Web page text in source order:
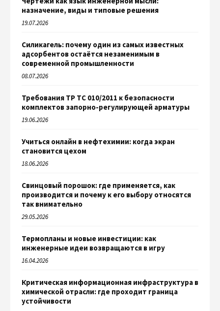
назначение, виды и типовые решения
19.07.2026
Силикагель: почему один из самых известных
адсорбентов остаётся незаменимым в
современной промышленности
08.07.2026
Требования ТР ТС 010/2011 к безопасности
комплектов запорно-регулирующей арматуры
19.06.2026
Учиться онлайн в нефтехимии: когда экран
становится цехом
18.06.2026
Свинцовый порошок: где применяется, как
производится и почему к его выбору относятся
так внимательно
29.05.2026
Термопланы и новые инвестиции: как
инженерные идеи возвращаются в игру
16.04.2026
Критическая информационная инфраструктура в
химической отрасли: где проходит граница
устойчивости